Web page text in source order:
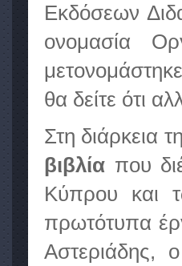
Εκδόσεων
ονομασία
θα δείτε ότι
Στη διάρκεια
βιβλία που
Κύπρου και
πρωτότυπα
Αστεριάδης,